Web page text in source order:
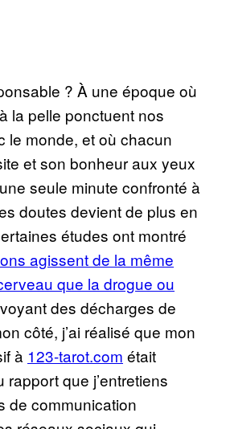
? À une époque où
la pelle ponctuent nos
le monde, et où chacun
et son bonheur aux yeux
seule minute confronté à
doutes devient de plus en
études ont montré
agissent de la même
que la drogue ou
des décharges de
côté, j’ai réalisé que mon
à 123-tarot.com était
rapport que j’entretiens
de communication